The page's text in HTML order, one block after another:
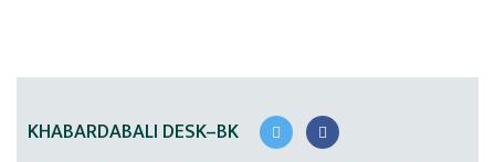
KHABARDABALI DESK–BK